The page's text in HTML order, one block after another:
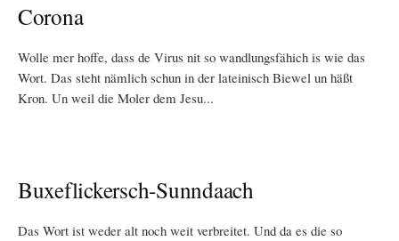
Corona
Wolle mer hoffe, dass de Virus nit so wandlungsfähich is wie das
Wort. Das steht nämlich schun in der lateinisch Biewel un häßt
Kron. Un weil die Moler dem Jesu...
Buxeflickersch-Sunndaach
Das Wort ist weder alt noch weit verbreitet. Und da es die so